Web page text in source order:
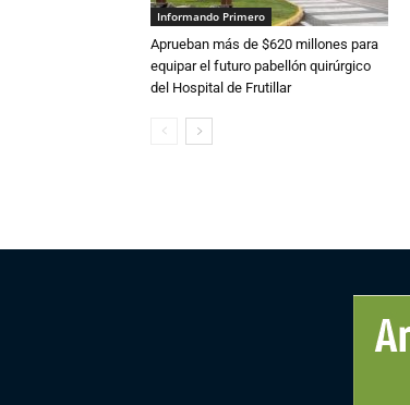
Informando Primero
Aprueban más de $620 millones para
equipar el futuro pabellón quirúrgico
del Hospital de Frutillar